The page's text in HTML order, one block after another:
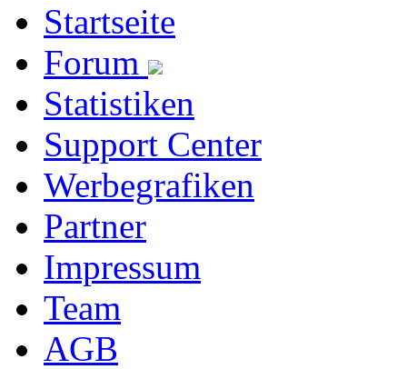
Startseite
Forum
Statistiken
Support Center
Werbegrafiken
Partner
Impressum
Team
AGB